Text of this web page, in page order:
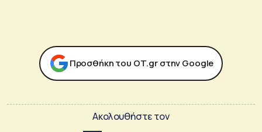
Προσθήκη του ΟΤ.gr στην Google
Ακολουθήστε τον